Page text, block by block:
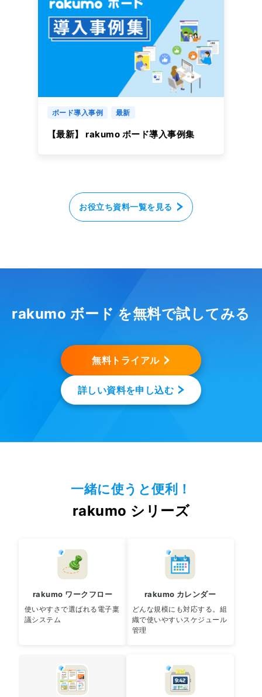
ボード導入事例 最新
【最新】 rakumo ボード導入事例集
お役立ち資料一覧を見る
rakumo ボード を無料で試してみる
無料トライアル
詳しい資料を申し込む
一緒に使うと便利！
rakumo シリーズ
rakumo ワークフロー
使いやすさで選ばれる電子稟
議システム
rakumo カレンダー
どんな規模にも対応する。組
織で使いやすいスケジュール
管理